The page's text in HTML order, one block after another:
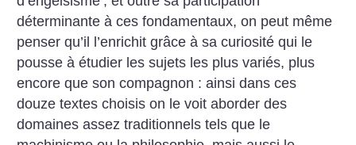
déterminante à ces fondamentaux, on peut même
penser qu’il l’enrichit grâce à sa curiosité qui le
pousse à étudier les sujets les plus variés, plus
encore que son compagnon : ainsi dans ces
douze textes choisis on le voit aborder des
domaines assez traditionnels tels que le